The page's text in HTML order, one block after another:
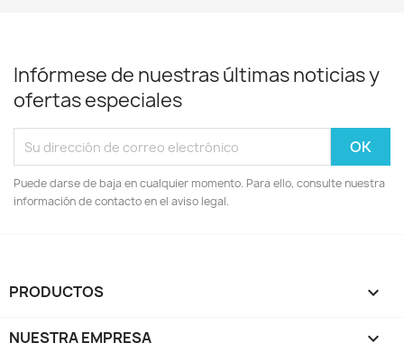
Infórmese de nuestras últimas noticias y
ofertas especiales
Puede darse de baja en cualquier momento. Para ello, consulte nuestra
información de contacto en el aviso legal.
PRODUCTOS 
NUESTRA EMPRESA 